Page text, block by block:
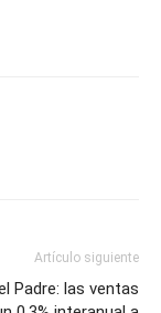
Artículo siguiente
Padre: las ventas